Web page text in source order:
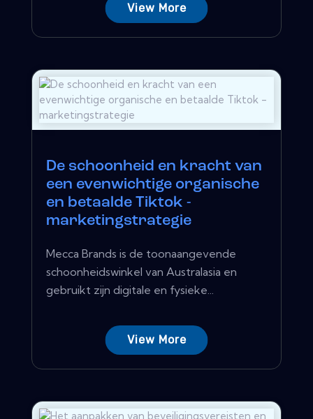
View More
De schoonheid en kracht van
een evenwichtige organische
en betaalde Tiktok -
marketingstrategie
Mecca Brands is de toonaangevende
schoonheidswinkel van Australasia en
gebruikt zijn digitale en fysieke...
View More